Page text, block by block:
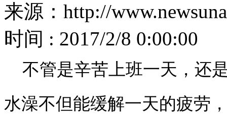
来源：http://
时间 : 2017/2/8 0:00:00
不管是辛苦上班一天，还
水澡不但能缓解一天的疲劳